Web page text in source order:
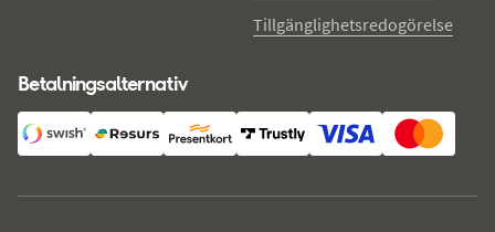
Tillgänglighetsredogörelse
Betalningsalternativ